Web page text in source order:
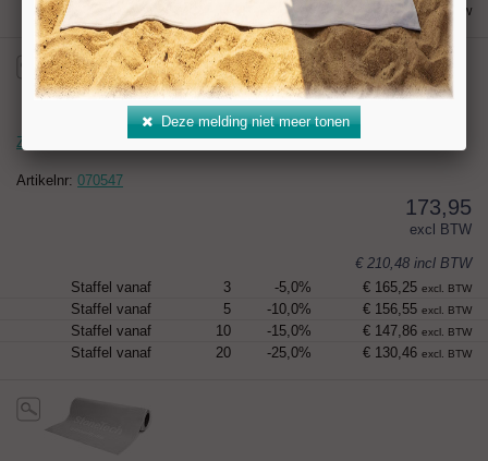
-25,0% € 148,50excl. BTW
Zandstraalfolie Aslan S62, 625 mm
Artikelnr: 070547
173,95
excl BTW
€ 210,48 incl BTW
Staffel vanaf
3 -5,0% € 165,25 excl. BTW
Staffel vanaf 5 -10,0% € 156,55 excl. BTW
Staffel vanaf 10 -15,0% € 147,86 excl. BTW
Staffel vanaf 20 -25,0% € 130,46 excl. BTW
Deze melding niet meer tonen